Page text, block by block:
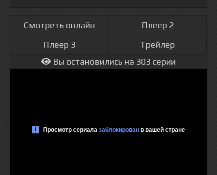
Смотреть онлайн
Плеер 2
Плеер 3
Трейлер
Вы остановились на 303 серии